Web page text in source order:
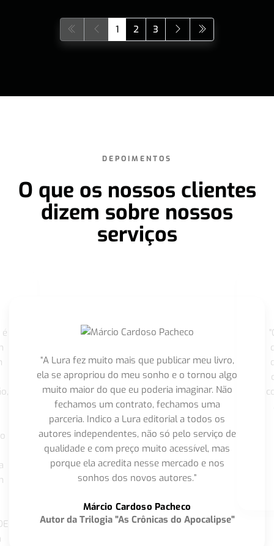
1 2 3
DEPOIMENTOS
O que os nossos clientes
dizem sobre nossos
serviços
“A Lura fez muito mais que publicar meu livro,
ela se apropriou do meu sonho e o tornou algo
muito maior do que eu poderia imaginar. Não
fechamos um contrato, fechamos uma
parceria. Indico a Lura editorial a todos os
autores independentes, não só pelo serviço de
qualidade e com preço muito acessível, mas
porque ela acredita nesse mercado e nos
sonhos dos novos autores.”
Márcio Cardoso Pacheco
Autor da Trilogia "As Crônicas do Apocalipse"